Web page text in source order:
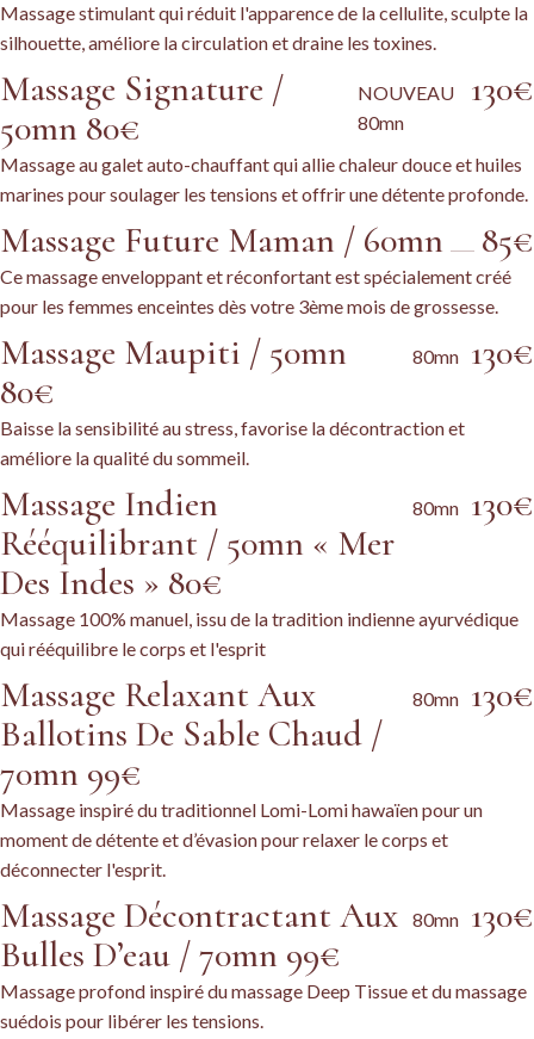
Massage stimulant qui réduit l'apparence de la cellulite, sculpte la
silhouette, améliore la circulation et draine les toxines.
Massage Signature /
50mn 80€
NOUVEAU
80mn
130€
Massage au galet auto-chauffant qui allie chaleur douce et huiles
marines pour soulager les tensions et offrir une détente profonde.
Massage Future Maman / 60mn 85€
Ce massage enveloppant et réconfortant est spécialement créé
pour les femmes enceintes dès votre 3ème mois de grossesse.
Massage Maupiti / 50mn
80€
80mn 130€
Baisse la sensibilité au stress, favorise la décontraction et
améliore la qualité du sommeil.
Massage Indien
Rééquilibrant / 50mn « Mer
Des Indes » 80€
80mn 130€
Massage 100% manuel, issu de la tradition indienne ayurvédique
qui rééquilibre le corps et l'esprit
Massage Relaxant Aux
Ballotins De Sable Chaud /
70mn 99€
80mn 130€
Massage inspiré du traditionnel Lomi-Lomi hawaïen pour un
moment de détente et d’évasion pour relaxer le corps et
déconnecter l'esprit.
Massage Décontractant Aux
Bulles D’eau / 70mn 99€
80mn 130€
Massage profond inspiré du massage Deep Tissue et du massage
suédois pour libérer les tensions.